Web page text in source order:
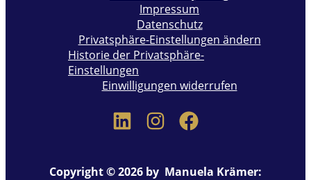
Impressum
Datenschutz
Privatsphäre-Einstellungen ändern
Historie der Privatsphäre-
Einstellungen
Einwilligungen widerrufen
Copyright © 2026 by Manuela Krämer: